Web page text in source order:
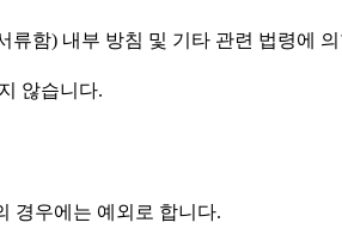
함) 내부 방침 및 기타 관련 법령에
않습니다.
경우에는 예외로 합니다.